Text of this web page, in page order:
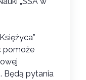
pomoże
Będą pytania